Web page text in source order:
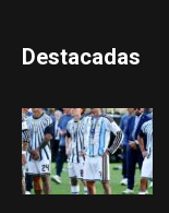
Destacadas